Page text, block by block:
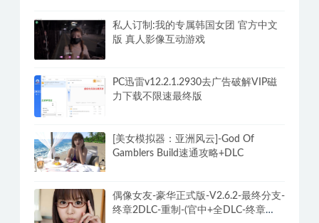
私人订制:我的专属韩国女团 官方中文
版 真人影像互动游戏
PC迅雷v12.2.1.2930去广告破解VIP磁
力下载不限速最终版
[美女模拟器：亚洲风云]-God Of
Gamblers Build速通攻略+DLC
偶像女友-豪华正式版-V2.6.2-最终分支-
终章2DLC-重制-(官中+全DLC-终章